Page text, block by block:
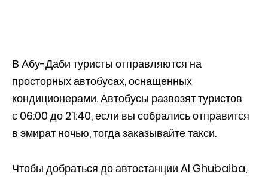
В Абу-Даби туристы отправляются на
просторных автобусах, оснащенных
кондиционерами. Автобусы развозят туристов
с 06:00 до 21:40, если вы собрались отправится
в эмират ночью, тогда заказывайте такси.
Чтобы добраться до автостанции Al Ghubaiba,